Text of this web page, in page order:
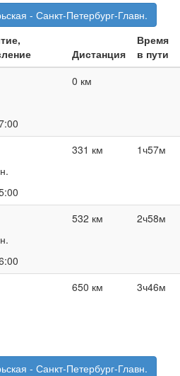
- Санкт-Петербург-Главн.
Дистанция
Время
в пути
0 км
331 км 1ч57м
532 км 2ч58м
650 км 3ч46м
- Санкт-Петербург-Главн.